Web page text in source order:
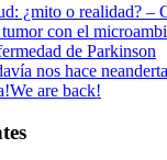
¿mito o realidad? –
con el
de Parkinson
nos hace
We are back!